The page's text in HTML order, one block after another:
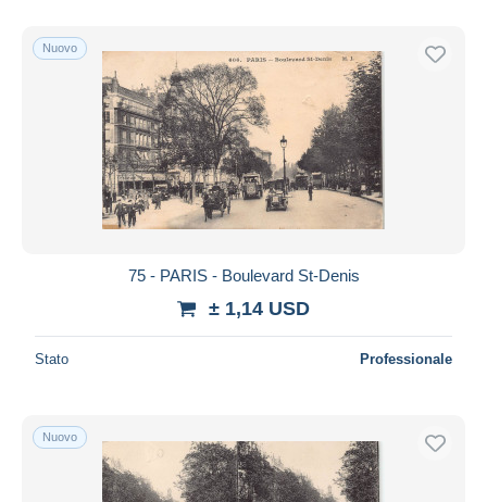
Nuovo
75 - PARIS - Boulevard St-Denis
± 1,14 USD
Stato Professionale
Nuovo